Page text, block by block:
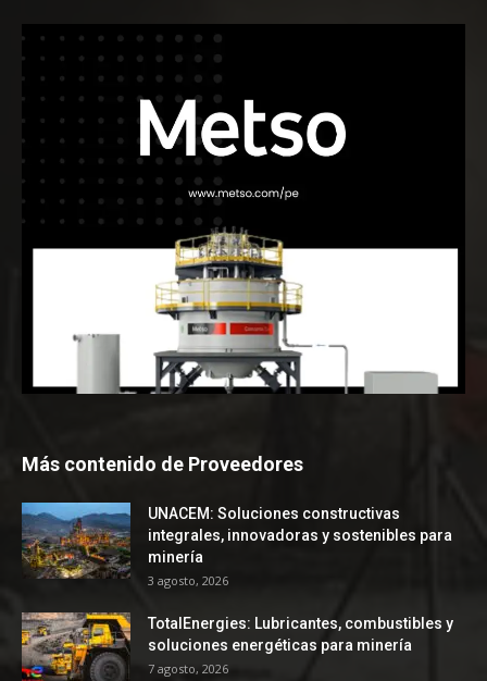
Más contenido de Proveedores
UNACEM: Soluciones constructivas
integrales, innovadoras y sostenibles para
minería
3 agosto, 2026
TotalEnergies: Lubricantes, combustibles y
soluciones energéticas para minería
7 agosto, 2026